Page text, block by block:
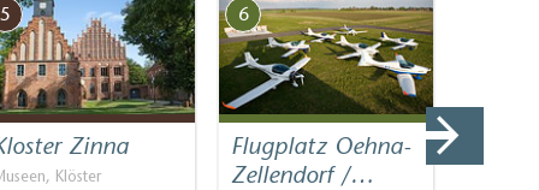
5
Zinna
Klöster
6
Flugplatz Oehna-
Zellendorf /…